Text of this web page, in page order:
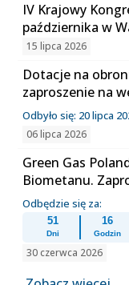
IV Krajowy
października w
15 lipca 2026
Dotacje na
zaproszenie na
Odbyło się: 20 lipca
06 lipca 2026
Green Gas
Biometanu.
Odbędzie się za:
51
Dni
16
Godzin
30 czerwca 2026